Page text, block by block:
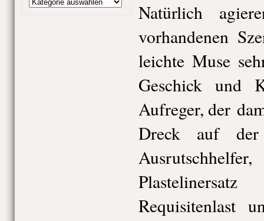
Natürlich
vorhandenen
leichte Muse
Geschick und
Aufreger, der
Dreck auf der
Requisitenlast